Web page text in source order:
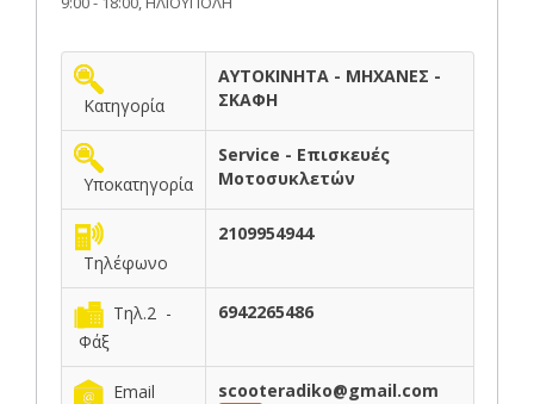
Κατηγορία
ΑΥΤΟΚΙΝΗΤΑ - ΜΗΧΑΝΕΣ -
ΣΚΑΦΗ
Υποκατηγορία
Service - Επισκευές
Μοτοσυκλετών
Τηλέφωνο
2109954944
Τηλ.2 -
Φάξ
6942265486
Email scooteradiko@gmail.com